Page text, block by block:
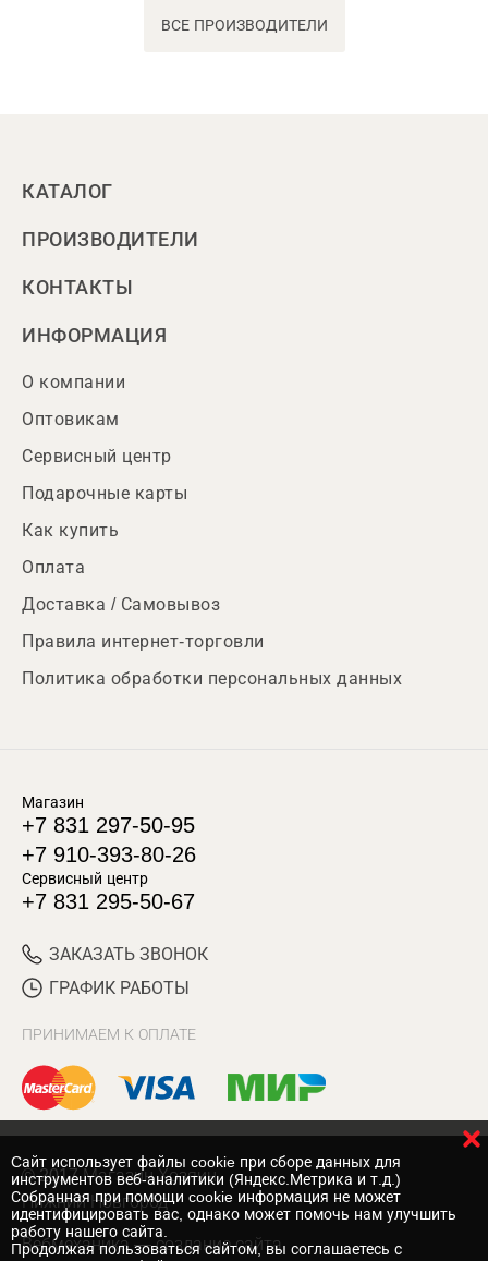
ВСЕ ПРОИЗВОДИТЕЛИ
КАТАЛОГ
ПРОИЗВОДИТЕЛИ
КОНТАКТЫ
ИНФОРМАЦИЯ
О компании
Оптовикам
Сервисный центр
Подарочные карты
Как купить
Оплата
Доставка / Самовывоз
Правила интернет-торговли
Политика обработки персональных данных
Магазин
+7 831 297-50-95
+7 910-393-80-26
Сервисный центр
+7 831 295-50-67
ЗАКАЗАТЬ ЗВОНОК
ГРАФИК РАБОТЫ
ПРИНИМАЕМ К ОПЛАТЕ
© 2017 Магазин Хозяин
Нижний Новгород
Вебмеханика — создание сайта
Cайт использует файлы cookie при сборе данных для
инструментов веб-аналитики (Яндекс.Метрика и т.д.)
Собранная при помощи cookie информация не может
идентифицировать вас, однако может помочь нам улучшить
работу нашего сайта.
Продолжая пользоваться сайтом, вы соглашаетесь с